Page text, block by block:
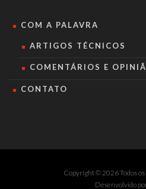
COM A PALAVRA
ARTIGOS TÉCNICOS
COMENTÁRIOS E
CONTATO
Copyright © 2026 Todos
Desenvolvido